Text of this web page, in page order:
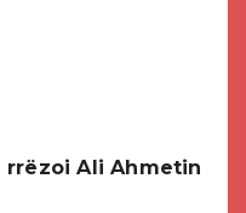
Ali Ahmetin